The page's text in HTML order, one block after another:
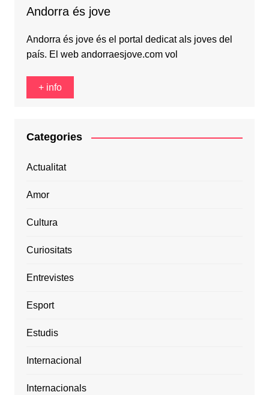
Andorra és jove
Andorra és jove és el portal dedicat als joves del
país. El web andorraesjove.com vol
+ info
Categories
Actualitat
Amor
Cultura
Curiositats
Entrevistes
Esport
Estudis
Internacional
Internacionals